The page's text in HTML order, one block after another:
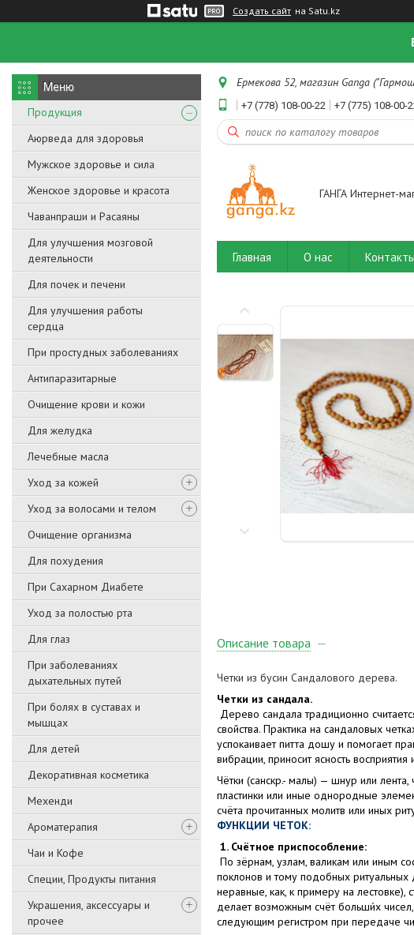
Создать сайт на Satu.kz
Продукция
Аюрведа для здоровья
Мужское здоровье и сила
Женское здоровье и красота
Чаванпраши и Расаяны
Для улучшения мозговой
деятельности
Для почек и печени
Для улучшения работы
сердца
При простудных заболеваниях
Антипаразитарные
Очищение крови и кожи
Для желудка
Лечебные масла
Уход за кожей
Уход за волосами и телом
Очищение организма
Для похудения
При Сахарном Диабете
Уход за полостью рта
Для глаз
При заболеваниях
дыхательных путей
При болях в суставах и
мышцах
Для детей
Декоративная косметика
Мехенди
Ароматерапия
Чаи и Кофе
Специи, Продукты питания
Украшения, аксессуары и
прочее
Ермекова 52, магазин Ganga
+7 (778) 108-00-22 +7 (775) 108-00-
ГАНГА Интернет-
Главная О нас
Описание товара
Четки из бусин Сандалового дерева.
Четки из сандала.
Дерево сандала традиционно
свойства. Практика на сандаловых
успокаивает питта дошу и помогает
вибрации, приносит ясность
Чётки (санскр.- малы) — шнур или
пластинки или иные однородные
счёта прочитанных молитв или иных
ФУНКЦИИ ЧЕТОК:
1. Счётное приспособление:
По зёрнам, узлам, валикам или иным
поклонов и тому подобных ритуальных
неравные, как, к примеру на
делает возможным счёт больши́х чисел,
следующим регистром при передаче